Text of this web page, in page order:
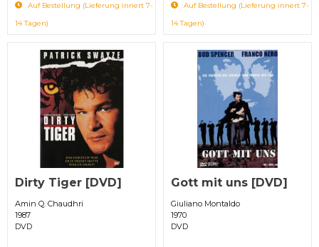
Auf Bestellung (Lieferung innert 7-
14 Tagen)
Auf Bestellung (Lieferung innert 7-
14 Tagen)
Dirty Tiger [DVD]
Amin Q. Chaudhri
1987
DVD
Gott mit uns [DVD]
Giuliano Montaldo
1970
DVD